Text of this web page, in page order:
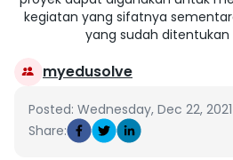
Keranjang Saya
Profil
kegiatan yang sifatnya
yang sudah ditentukan
myedusolve
Posted: Wednesday, Dec 22, 2021
Share: